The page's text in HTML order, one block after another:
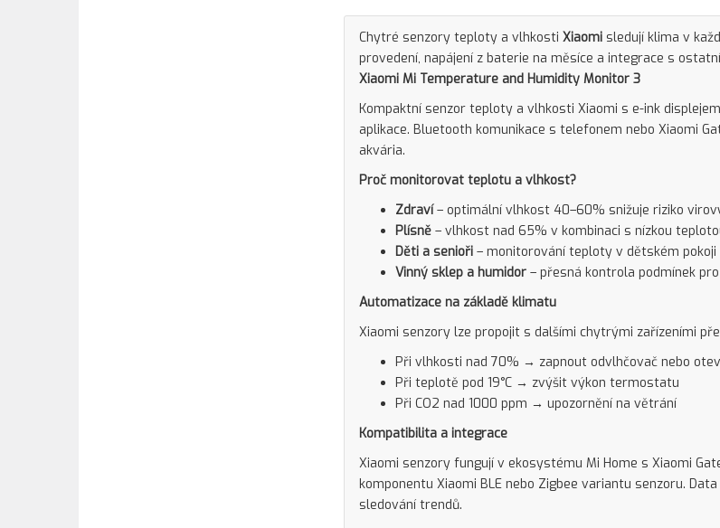
Chytré senzory teploty a vlhkosti Xiaomisledují klima v
provedení, napájení z baterie na měsíce a integrace s
Xiaomi Mi Temperature and Humidity Monitor 3
Kompaktní senzor teploty a vlhkosti Xiaomi s e-ink
aplikace. Bluetooth komunikace s telefonem nebo Xiaomi
akvária.
Proč monitorovat teplotu a vlhkost?
Zdraví– optimální vlhkost 40–60% snižuje riziko
Plísně– vlhkost nad 65% v kombinaci s nízkou
Děti a senioři– monitorování teploty v dětském pokoji
Vinný sklep a humidor– přesná kontrola podmínek
Automatizace na základě klimatu
Xiaomi senzory lze propojit s dalšími chytrými zařízeními
Při vlhkosti nad 70% → zapnout odvlhčovač nebo
Při teplotě pod 19°C → zvýšit výkon termostatu
Při CO2 nad 1000 ppm → upozornění na větrání
Kompatibilita a integrace
Xiaomi senzory fungují v ekosystému Mi Home s Xiaomi
komponentu Xiaomi BLE nebo Zigbee variantu senzoru.
sledování trendů.